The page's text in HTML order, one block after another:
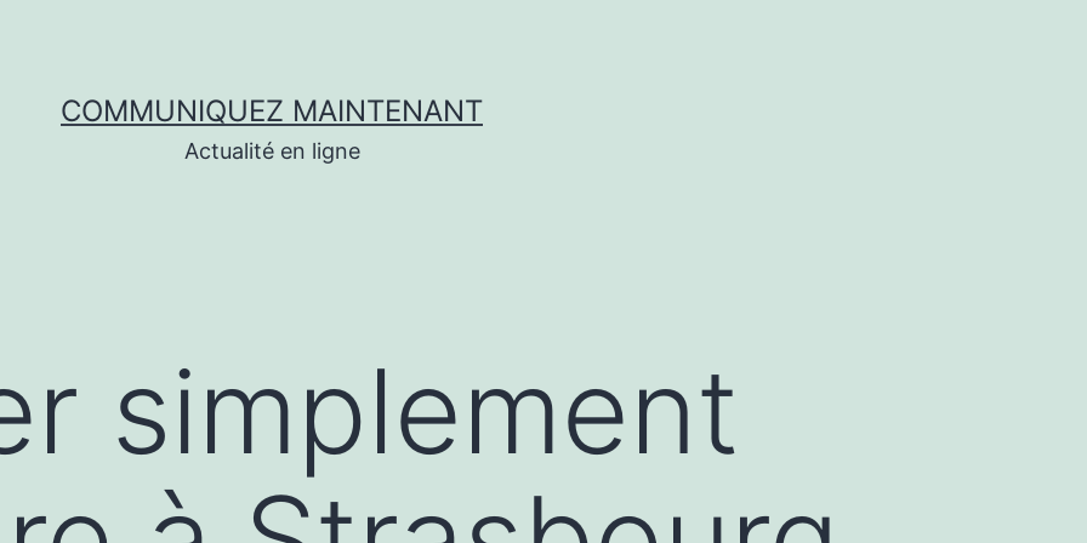
COMMUNIQUEZ MAINTENANT
Actualité en ligne
simplement